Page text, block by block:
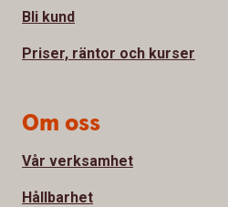
Bli kund
Priser, räntor och kurser
Om oss
Vår verksamhet
Hållbarhet